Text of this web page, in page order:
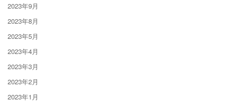
2023年9月
2023年8月
2023年5月
2023年4月
2023年3月
2023年2月
2023年1月